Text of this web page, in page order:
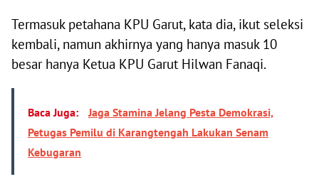
Termasuk petahana KPU Garut, kata dia, ikut seleksi
kembali, namun akhirnya yang hanya masuk 10
besar hanya Ketua KPU Garut Hilwan Fanaqi.
Baca Juga:
Jaga Stamina Jelang Pesta Demokrasi,
Petugas Pemilu di Karangtengah Lakukan Senam
Kebugaran